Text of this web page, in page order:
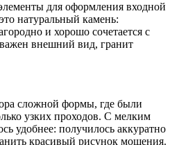
для оформления входной
натуральный камень:
и хорошо сочетается с
внешний вид, гранит
сложной формы, где были
узких проходов. С мелким
удобнее: получилось аккуратно
красивый рисунок мощения.